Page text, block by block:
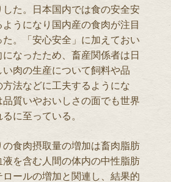
した。日本国内では食の安全安
うになり国内産の食肉が注目
た。「安心安全」に加えておい
なったため、畜産関係者は日
肉の生産について飼料や品
法などに工夫するようにな
品質いやおいしさの面でも世界
に至っている。
食肉摂取量の増加は畜肉脂肪
を含む人間の体内の中性脂肪
ールの増加と関連し、結果的